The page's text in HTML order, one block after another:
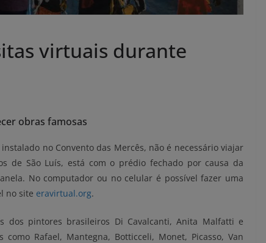
virtuais durante
obras famosas
no Convento das Mercês, não é necessário viajar
de São Luís, está com o prédio fechado por causa da
No computador ou no celular é possível fazer uma
no site eravirtual.org.
dos pintores brasileiros Di Cavalcanti, Anita Malfatti e
Rafael, Mantegna, Botticceli, Monet, Picasso, Van